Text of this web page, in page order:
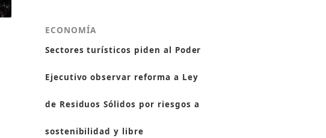
ECONOMÍA
Sectores turísticos piden al Poder
Ejecutivo observar reforma a Ley
de Residuos Sólidos por riesgos a
sostenibilidad y libre